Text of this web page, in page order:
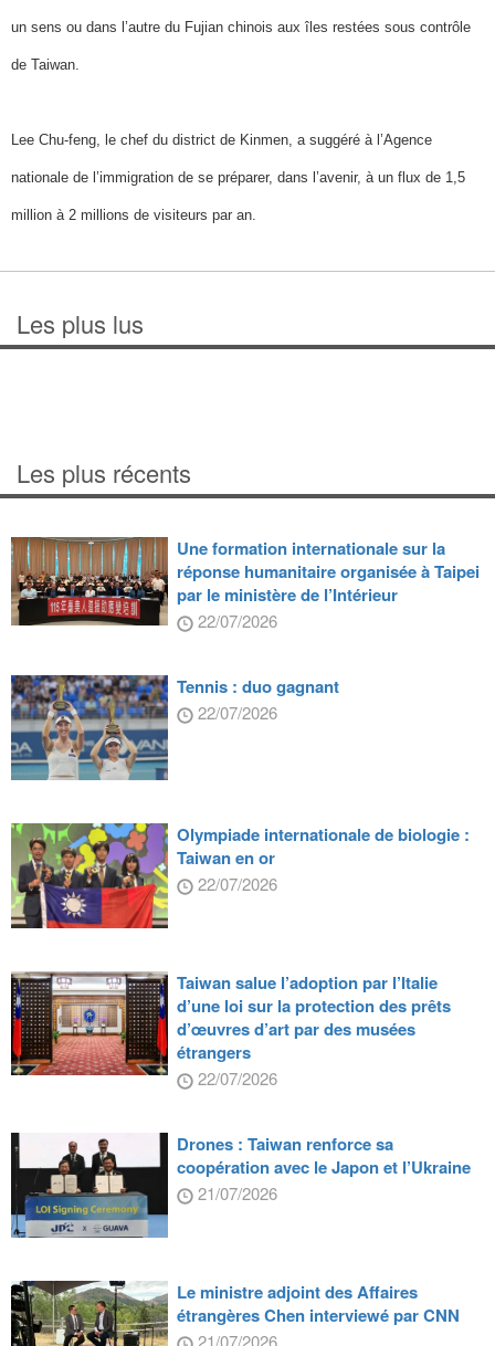
un sens ou dans l’autre du Fujian chinois aux îles restées sous contrôle
de Taiwan.
Lee Chu-feng, le chef du district de Kinmen, a suggéré à l’Agence
nationale de l’immigration de se préparer, dans l’avenir, à un flux de 1,5
million à 2 millions de visiteurs par an.
Les plus lus
Les plus récents
Une formation internationale sur la
réponse humanitaire organisée à Taipei
par le ministère de l’Intérieur
22/07/2026
Tennis : duo gagnant
22/07/2026
Olympiade internationale de biologie :
Taiwan en or
22/07/2026
Taiwan salue l’adoption par l’Italie
d’une loi sur la protection des prêts
d’œuvres d’art par des musées
étrangers
22/07/2026
Drones : Taiwan renforce sa
coopération avec le Japon et l’Ukraine
21/07/2026
Le ministre adjoint des Affaires
étrangères Chen interviewé par CNN
21/07/2026